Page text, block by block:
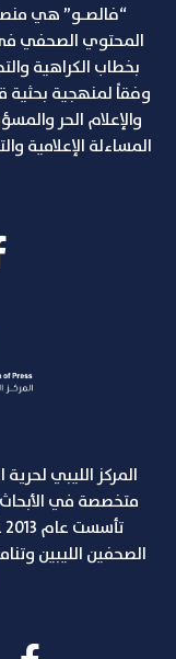
“فالصـو” هي
المحتوي الصحفي في
بخطاب الكراهية
وفقاً لمنهجية بحثية
والإعلام الحر
المساءلة الإعلامية
المركز الليبي
متخصصة في الأبحاث
الصحفين الليبين